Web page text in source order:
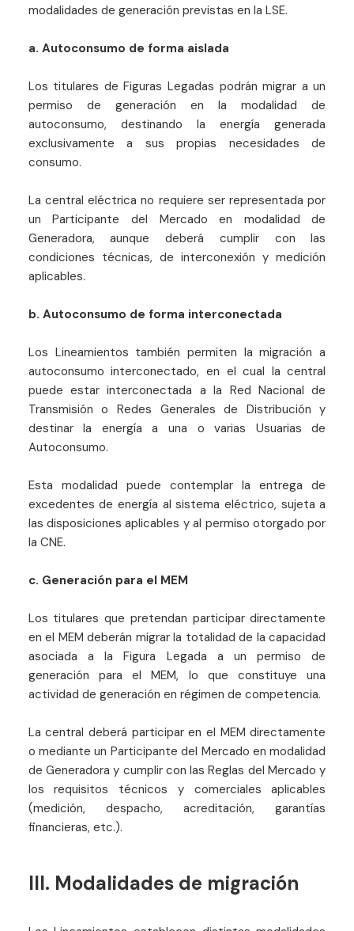
modalidades de generación previstas en la LSE.
a. Autoconsumo de forma aislada
Los titulares de Figuras Legadas podrán migrar a un
permiso de generación en la modalidad de
autoconsumo, destinando la energía generada
exclusivamente a sus propias necesidades de
consumo.
La central eléctrica no requiere ser representada por
un Participante del Mercado en modalidad de
Generadora, aunque deberá cumplir con las
condiciones técnicas, de interconexión y medición
aplicables.
b. Autoconsumo de forma interconectada
Los Lineamientos también permiten la migración a
autoconsumo interconectado, en el cual la central
puede estar interconectada a la Red Nacional de
Transmisión o Redes Generales de Distribución y
destinar la energía a una o varias Usuarias de
Autoconsumo.
Esta modalidad puede contemplar la entrega de
excedentes de energía al sistema eléctrico, sujeta a
las disposiciones aplicables y al permiso otorgado por
la CNE.
c. Generación para el MEM
Los titulares que pretendan participar directamente
en el MEM deberán migrar la totalidad de la capacidad
asociada a la Figura Legada a un permiso de
generación para el MEM, lo que constituye una
actividad de generación en régimen de competencia.
La central deberá participar en el MEM directamente
o mediante un Participante del Mercado en modalidad
de Generadora y cumplir con las Reglas del Mercado y
los requisitos técnicos y comerciales aplicables
(medición, despacho, acreditación, garantías
financieras, etc.).
III. Modalidades de migración